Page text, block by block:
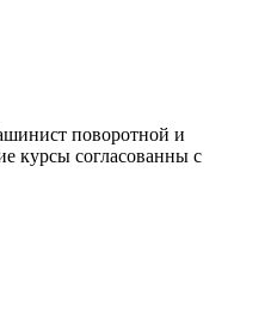
поворотной и
курсы согласованны с